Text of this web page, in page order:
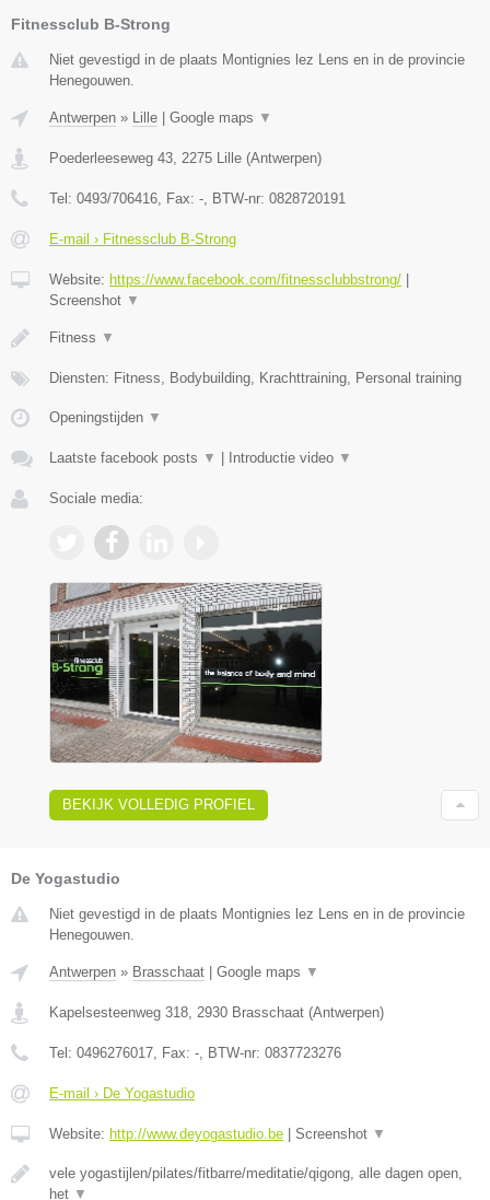
Fitnessclub B-Strong
Niet gevestigd in de plaats Montignies lez Lens en in de provincie
Henegouwen.
Antwerpen » Lille | Google maps ▼
Poederleeseweg 43 2275 Lille (Antwerpen)
Tel: 0493/706416 , Fax: - , BTW-nr: 0828720191
E-mail › Fitnessclub B-Strong
Website: https://www.facebook.com/fitnessclubbstrong/ |
Screenshot ▼
Fitness ▼
Diensten: Fitness, Bodybuilding, Krachttraining, Personal training
Openingstijden ▼
Laatste facebook posts ▼ | Introductie video ▼
Sociale media:
BEKIJK VOLLEDIG PROFIEL
De Yogastudio
Niet gevestigd in de plaats Montignies lez Lens en in de provincie
Henegouwen.
Antwerpen » Brasschaat Google maps ▼
Kapelsesteenweg 318, 2930 Brasschaat (Antwerpen)
Tel: 0496276017, Fax: -, BTW-nr: 0837723276
E-mail › De Yogastudio
Website: http://www.deyogastudio.be Screenshot ▼
vele yogastijlen/pilates/fitbarre/meditatie/qigong, alle dagen open,
het ▼